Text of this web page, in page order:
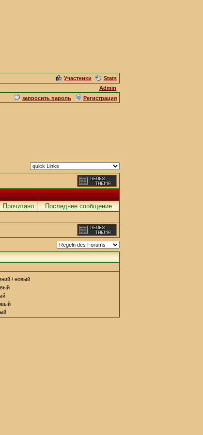
Участники
Stats
Admin
запросить пароль Регистрация
Прочитано
Последнее сообщение
/ новый